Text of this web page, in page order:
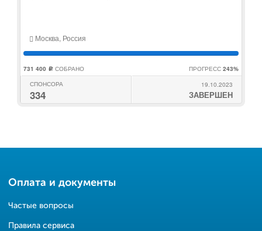
Москва, Россия
731 400 c СОБРАНО ПРОГРЕСС 243%
СПОНСОРА
334
19.10.2023
ЗАВЕРШЕН
Оплата и документы
Частые вопросы
Правила сервиса